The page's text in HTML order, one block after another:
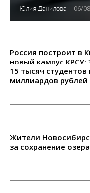
Юлия Данилова - 06/
Россия построит в
новый кампус КРСУ:
15 тысяч студентов
миллиардов рублей
Жители
за сохранение